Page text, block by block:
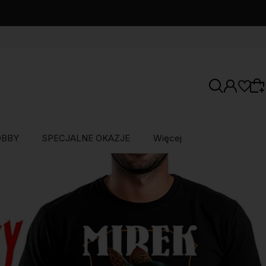
Wybierz coś dla siebie z naszej aktualnej
oferty lub zaloguj się, aby przywrócić dodane
produkty do listy z poprzedniej sesji.
SPECJALNE OKAZJE Więcej